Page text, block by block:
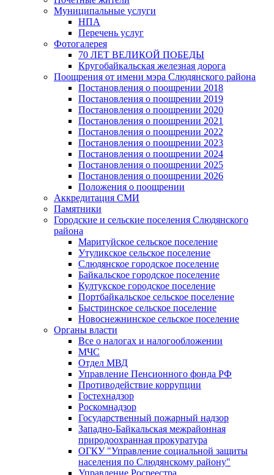
Муниципальные услуги
НПА
Перечень услуг
Фотогалерея
70 ЛЕТ ВЕЛИКОЙ ПОБЕДЫ
Кругобайкальская железная дорога
Поощрения от имени мэра Слюдянского района
Постановления о поощрении 2018
Постановления о поощрении 2019
Постановления о поощрении 2020
Постановления о поощрении 2021
Постановления о поощрении 2022
Постановления о поощрении 2023
Постановления о поощрении 2024
Постановления о поощрении 2025
Постановления о поощрении 2026
Положения о поощрении
Аккредитация СМИ
Памятники
Городские и сельские поселения Слюдянского
района
Маритуйское сельское поселение
Утуликское сельское поселение
Слюдянское городское поселение
Байкальское городское поселение
Култукское городское поселение
Портбайкальское сельское поселение
Быстринское сельское поселение
Новоснежнинское сельское поселение
Органы власти
Все о налогах и налогообложении
МЧС
Отдел МВД
Управление Пенсионного фонда РФ
Противодействие коррупции
Гостехнадзор
Роскомнадзор
Государственный пожарный надзор
Западно-Байкальская межрайонная
природоохранная прокуратура
ОГКУ "Управление социальной защиты
населения по Слюдянскому району"
Управление Росреестра